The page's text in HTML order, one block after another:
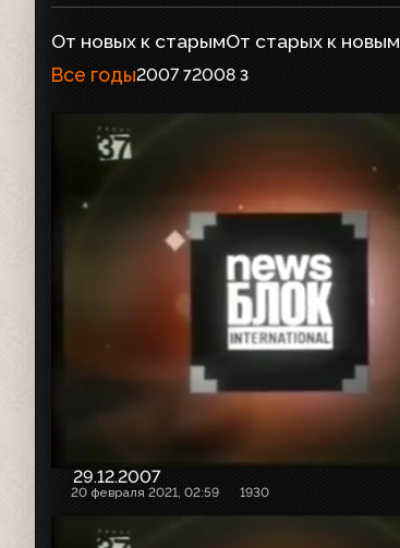
От новых к старымОт старых к новым
Все годы2007 72008 3
29.12.2007
20 февраля 2021, 02:59 1930